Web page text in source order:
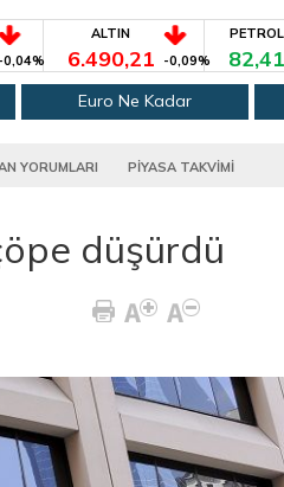
-0,04%
ALTIN
6.490,21 -0,09%
PETROL
82,41
Euro Ne Kadar
YORUMLARI PİYASA TAKVİMİ
düşürdü